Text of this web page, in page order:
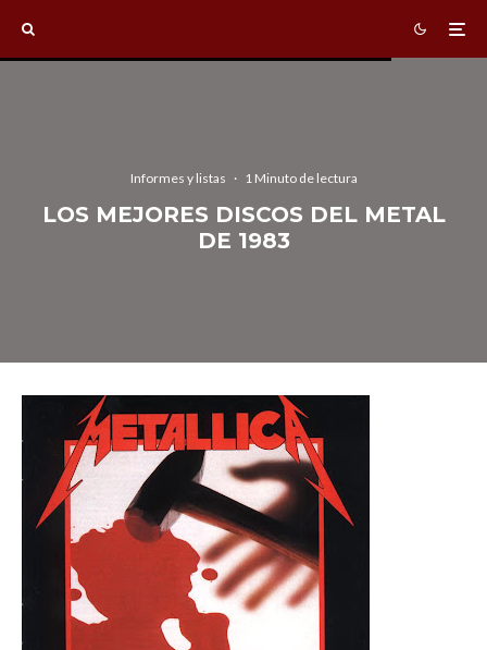
Informes y listas · 1 Minuto de lectura
LOS MEJORES DISCOS DEL METAL
DE 1983